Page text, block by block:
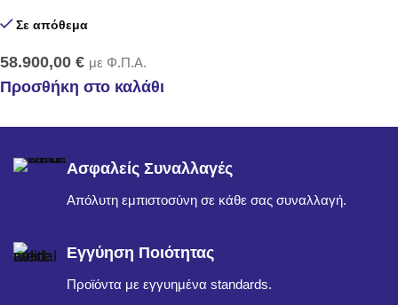
Σε απόθεμα
58.900,00 € με Φ.Π.Α.
Προσθήκη στο καλάθι
Ασφαλείς Συναλλαγές
Απόλυτη εμπιστοσύνη σε κάθε σας συναλλαγή.
Εγγύηση Ποιότητας
Προϊόντα με εγγυημένα standards.